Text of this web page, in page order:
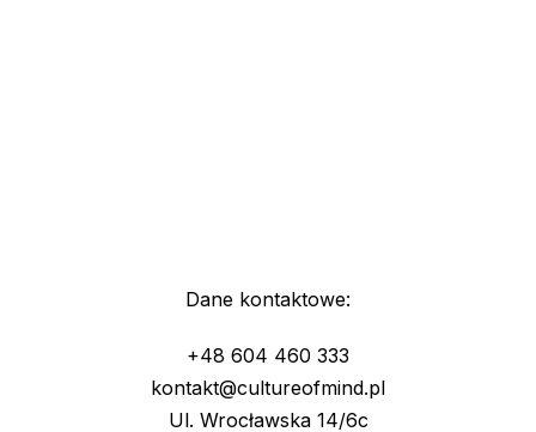
Dane kontaktowe:
+48 604 460 333
kontakt@cultureofmind.pl
Ul. Wrocławska 14/6c